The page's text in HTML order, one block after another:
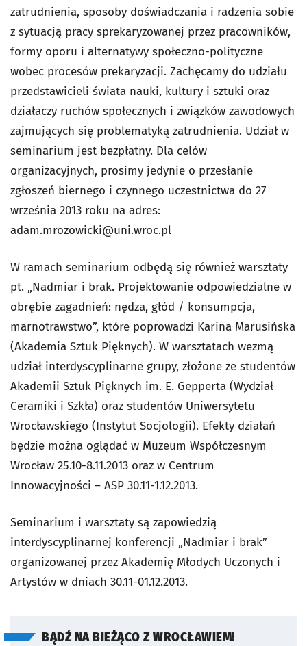
zatrudnienia, sposoby doświadczania i radzenia sobie
z sytuacją pracy sprekaryzowanej przez pracowników,
formy oporu i alternatywy społeczno-polityczne
wobec procesów prekaryzacji. Zachęcamy do udziału
przedstawicieli świata nauki, kultury i sztuki oraz
działaczy ruchów społecznych i związków zawodowych
zajmujących się problematyką zatrudnienia. Udział w
seminarium jest bezpłatny. Dla celów
organizacyjnych, prosimy jedynie o przesłanie
zgłoszeń biernego i czynnego uczestnictwa do 27
września 2013 roku na adres:
adam.mrozowicki@uni.wroc.pl
W ramach seminarium odbędą się również warsztaty
pt. „Nadmiar i brak. Projektowanie odpowiedzialne w
obrębie zagadnień: nędza, głód / konsumpcja,
marnotrawstwo”, które poprowadzi Karina Marusińska
(Akademia Sztuk Pięknych). W warsztatach wezmą
udział interdyscyplinarne grupy, złożone ze studentów
Akademii Sztuk Pięknych im. E. Gepperta (Wydział
Ceramiki i Szkła) oraz studentów Uniwersytetu
Wrocławskiego (Instytut Socjologii). Efekty działań
będzie można oglądać w Muzeum Współczesnym
Wrocław 25.10-8.11.2013 oraz w Centrum
Innowacyjności – ASP 30.11-1.12.2013.
Seminarium i warsztaty są zapowiedzią
interdyscyplinarnej konferencji „Nadmiar i brak”
organizowanej przez Akademię Młodych Uczonych i
Artystów w dniach 30.11-01.12.2013.
BĄDŹ NA BIEŻĄCO Z WROCŁAWIEM!